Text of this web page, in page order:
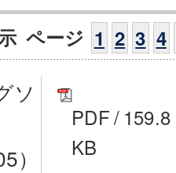
ページ 1 2 3 4
ソ
）
PDF/ 159.8
KB